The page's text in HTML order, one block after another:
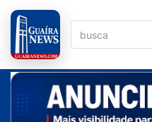
Pular
para
o
conteúdo